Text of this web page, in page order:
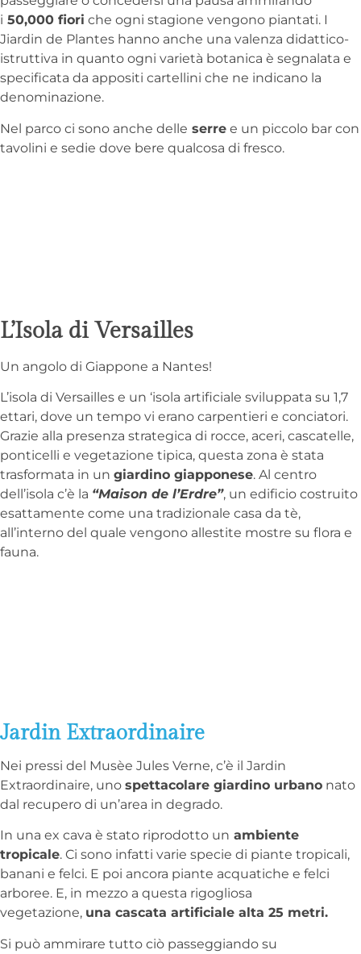
i 50,000 fiori che ogni stagione vengono piantati. I
Jiardin de Plantes hanno anche una valenza didattico-
istruttiva in quanto ogni varietà botanica è segnalata e
specificata da appositi cartellini che ne indicano la
denominazione.
Nel parco ci sono anche delle serre e un piccolo bar con
tavolini e sedie dove bere qualcosa di fresco.
L’Isola di Versailles
Un angolo di Giappone a Nantes!
L’isola di Versailles e un ‘isola artificiale sviluppata su 1,7
ettari, dove un tempo vi erano carpentieri e conciatori.
Grazie alla presenza strategica di rocce, aceri, cascatelle,
ponticelli e vegetazione tipica, questa zona è stata
trasformata in un giardino giapponese. Al centro
dell’isola c’è la “Maison de l’Erdre”, un edificio costruito
esattamente come una tradizionale casa da tè,
all’interno del quale vengono allestite mostre su flora e
fauna.
Jardin Extraordinaire
Nei pressi del Musèe Jules Verne, c’è il Jardin
Extraordinaire, uno spettacolare giardino urbano nato
dal recupero di un’area in degrado.
In una ex cava è stato riprodotto un ambiente
tropicale. Ci sono infatti varie specie di piante tropicali,
banani e felci. E poi ancora piante acquatiche e felci
arboree. E, in mezzo a questa rigogliosa
vegetazione, una cascata artificiale alta 25 metri.
Si può ammirare tutto ciò passeggiando su